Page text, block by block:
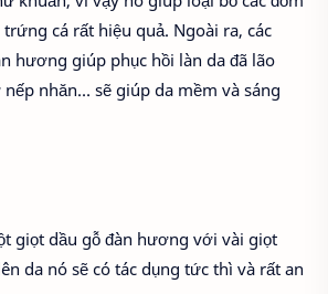
cá rất hiệu quả. Ngoài ra, các
hương giúp phục hồi làn da đã lão
nhăn… sẽ giúp da mềm và sáng
giọt dầu gỗ đàn hương với vài giọt
da nó sẽ có tác dụng tức thì và rất an